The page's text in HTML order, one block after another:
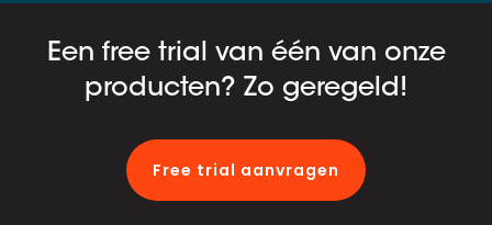
Een free trial van één van onze
producten? Zo geregeld!
Free trial aanvragen